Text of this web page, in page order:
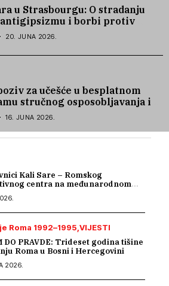
u Strasbourgu: O stradanju
antigipsizmu i borbi protiv
mržnje
20. JUNA 2026.
za učešće u besplatnom
stručnog osposobljavanja i
pri zapošljavanju
16. JUNA 2026.
Kali Sare – Romskog
centra na međunarodnom
Roma 1992–1995 VIJESTI
DO PRAVDE: Trideset godina tišine
Roma u Bosni i Hercegovini
2026.